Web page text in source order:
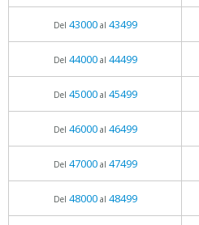
Del 43000al 43499
Del 44000al 44499
Del 45000al 45499
Del 46000al 46499
Del 47000al 47499
Del 48000al 48499